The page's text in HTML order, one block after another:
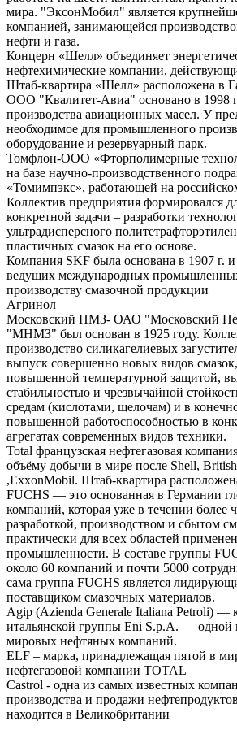
мира. "ЭксонМобил" является
компанией, занимающейся
нефти и газа.
Концерн «Шелл» объединяет
нефтехимические компании,
Штаб-квартира «Шелл» расположена в
ООО "Квалитет-Авиа" основано в 1998
производства авиационных масел. У
необходимое для промышленного
оборудование и резервуарный парк.
Томфлон-ООО «Фторполимерные
на базе научно-производственного
«Томимпэкс», работающей на
Коллектив предприятия формировался
конкретной задачи – разработки
ультрадисперсного
пластичных смазок на его основе.
Компания SKF была основана в 1907 г. и
ведущих международных
производству смазочной продукции
Агринол
Московский НМЗ- ОАО "Московский
"МНМЗ" был основан в 1925 году.
производство силикагелиевых
выпуск совершенно новых видов
повышенной температурной защитой,
стабильностью и чрезвычайной
средам (кислотами, щелочам) и в
повышенной работоспособностью в
агрегатах современных видов техники.
Total французская нефтегазовая
объёму добычи в мире после Shell,
,ExxonMobil. Штаб-квартира
FUCHS — это основанная в Германии
компаний, которая уже в течении более
разработкой, производством и сбытом
практически для всех областей
промышленности. В составе группы
около 60 компаний и почти 5000
сама группа FUCHS является
поставщиком смазочных материалов.
Agip (Azienda Generale Italiana Petroli) —
итальянской группы Eni S.p.A. — одной
мировых нефтяных компаний.
ELF – марка, принадлежащая пятой в
нефтегазовой компании TOTAL
Castrol - одна из самых известных
производства и продажи
находится в Великобритании